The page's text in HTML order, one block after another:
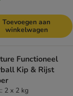
Toevoegen aan
winkelwagen
Functioneel
Kip & Rijst
2 x 2 kg